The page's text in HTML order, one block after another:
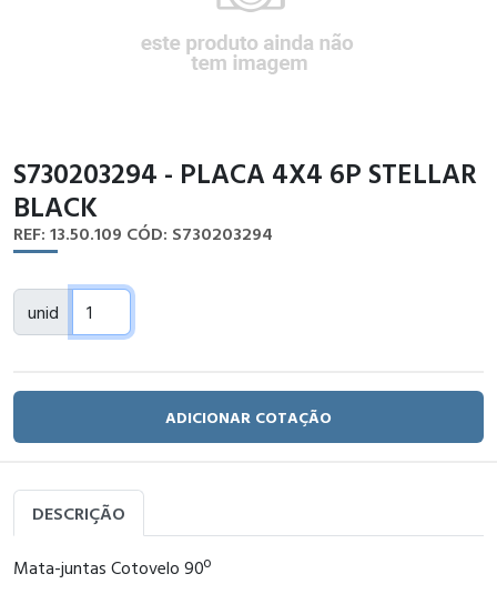
S730203294 - PLACA 4X4 6P STELLAR
BLACK
REF: 13.50.109 CÓD: S730203294
unid
ADICIONAR COTAÇÃO
DESCRIÇÃO
Mata-juntas Cotovelo 90º